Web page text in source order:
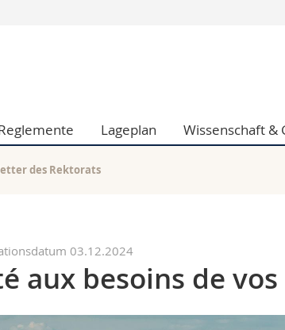
Fak.
Fak.
und Bildungswissenschaften
Med. Fak.
Lageplan Wissenschaft &
des Rektorats
03.12.2024
aux besoins de vos